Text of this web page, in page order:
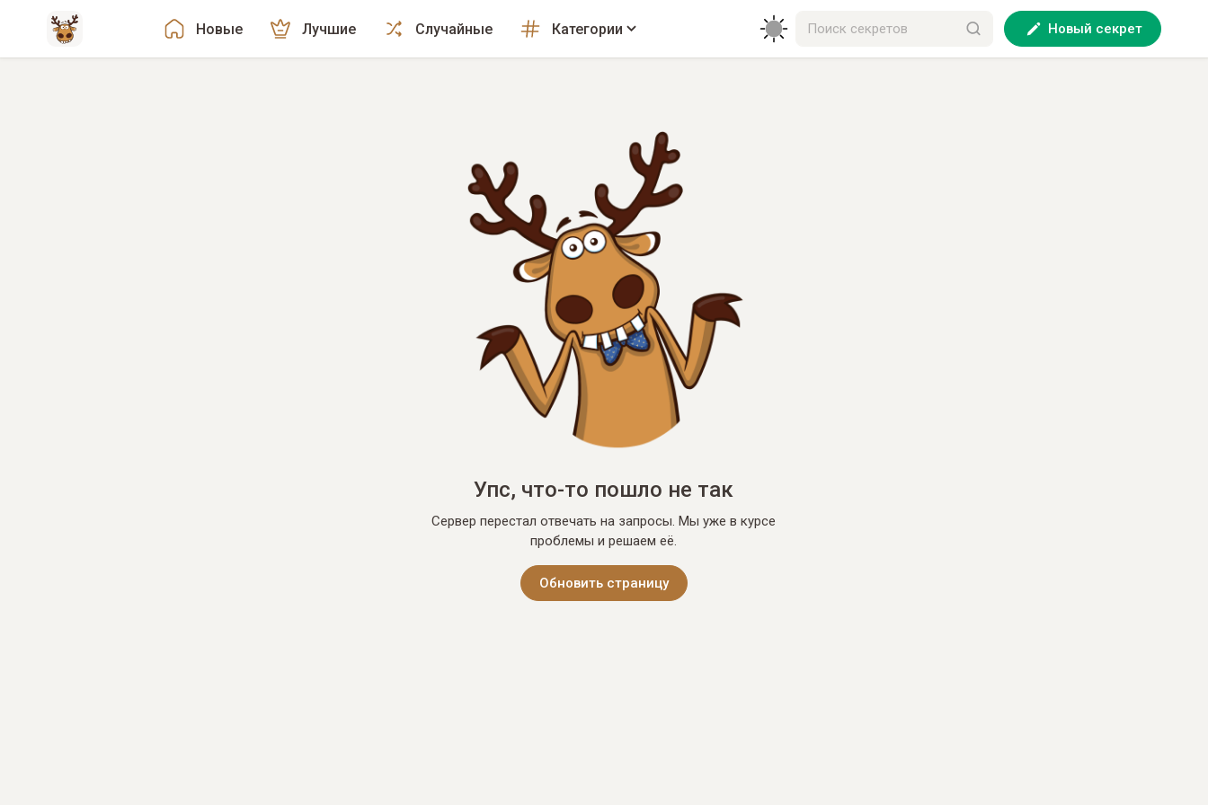
Новые Лучшие Случайные Категории Новый секрет
Упс, что-то пошло не так
Сервер перестал отвечать на запросы. Мы уже в курсе
проблемы и решаем её.
Обновить страницу